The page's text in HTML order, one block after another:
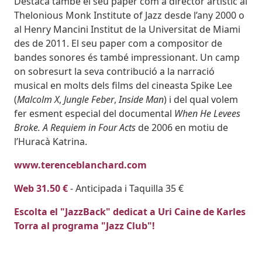
Thelonious Monk Institute of Jazz desde l’any 2000 o
al Henry Mancini Institut de la Universitat de Miami
des de 2011. El seu paper com a compositor de
bandes sonores és també impressionant. Un camp
on sobresurt la seva contribució a la narració
musical en molts dels films del cineasta Spike Lee
(Malcolm X, Jungle Feber,Inside Man) i del qual volem
fer esment especial del documental When He Levees
Broke. A Requiem in Four Acts de 2006 en motiu de
l’Huracà Katrina.
www.terenceblanchard.com
Web 31.50 €- Anticipada i Taquilla 35 €
Escolta el "JazzBack" dedicat a Uri Caine de Karles
Torra al programa "Jazz Club"!